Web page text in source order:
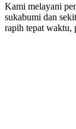
Kami melayani
sukabumi dan
rapih tepat waktu,